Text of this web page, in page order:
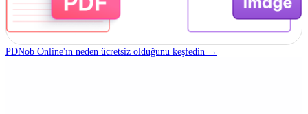
PDNob Online'ın neden ücretsiz olduğunu keşfedin →